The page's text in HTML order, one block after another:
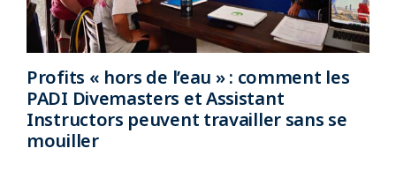
Profits « hors de l’eau » : comment les
PADI Divemasters et Assistant
Instructors peuvent travailler sans se
mouiller